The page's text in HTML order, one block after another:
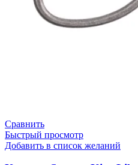
Сравнить
Быстрый просмотр
Добавить в список желаний